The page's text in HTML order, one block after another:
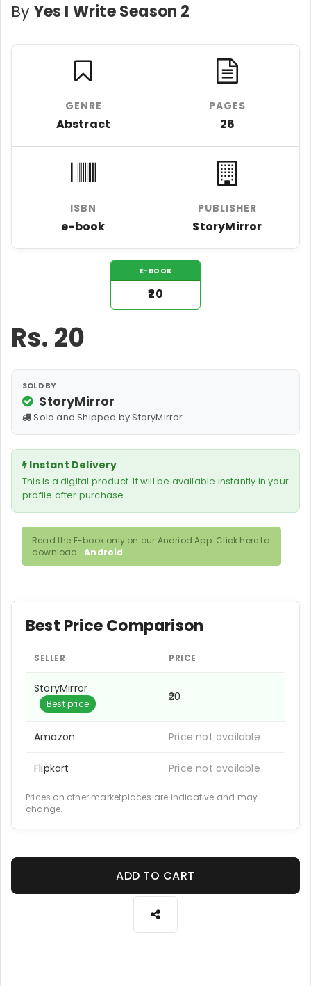
ByYes I Write Season 2
GENRE
Abstract
PAGES
26
ISBN
e-book
PUBLISHER
StoryMirror
E-BOOK
₹20
Rs. 20
SOLD BY
StoryMirror
Sold and Shipped by StoryMirror
Instant Delivery
This is a digital product. It will be available instantly in your
profile after purchase.
Read the E-book only on our Andriod App. Click here to
download :Android
Best Price Comparison
SELLER PRICE
StoryMirror
Best price
₹20
Amazon Price not available
Flipkart Price not available
Prices on other marketplaces are indicative and may
change.
ADD TO CART